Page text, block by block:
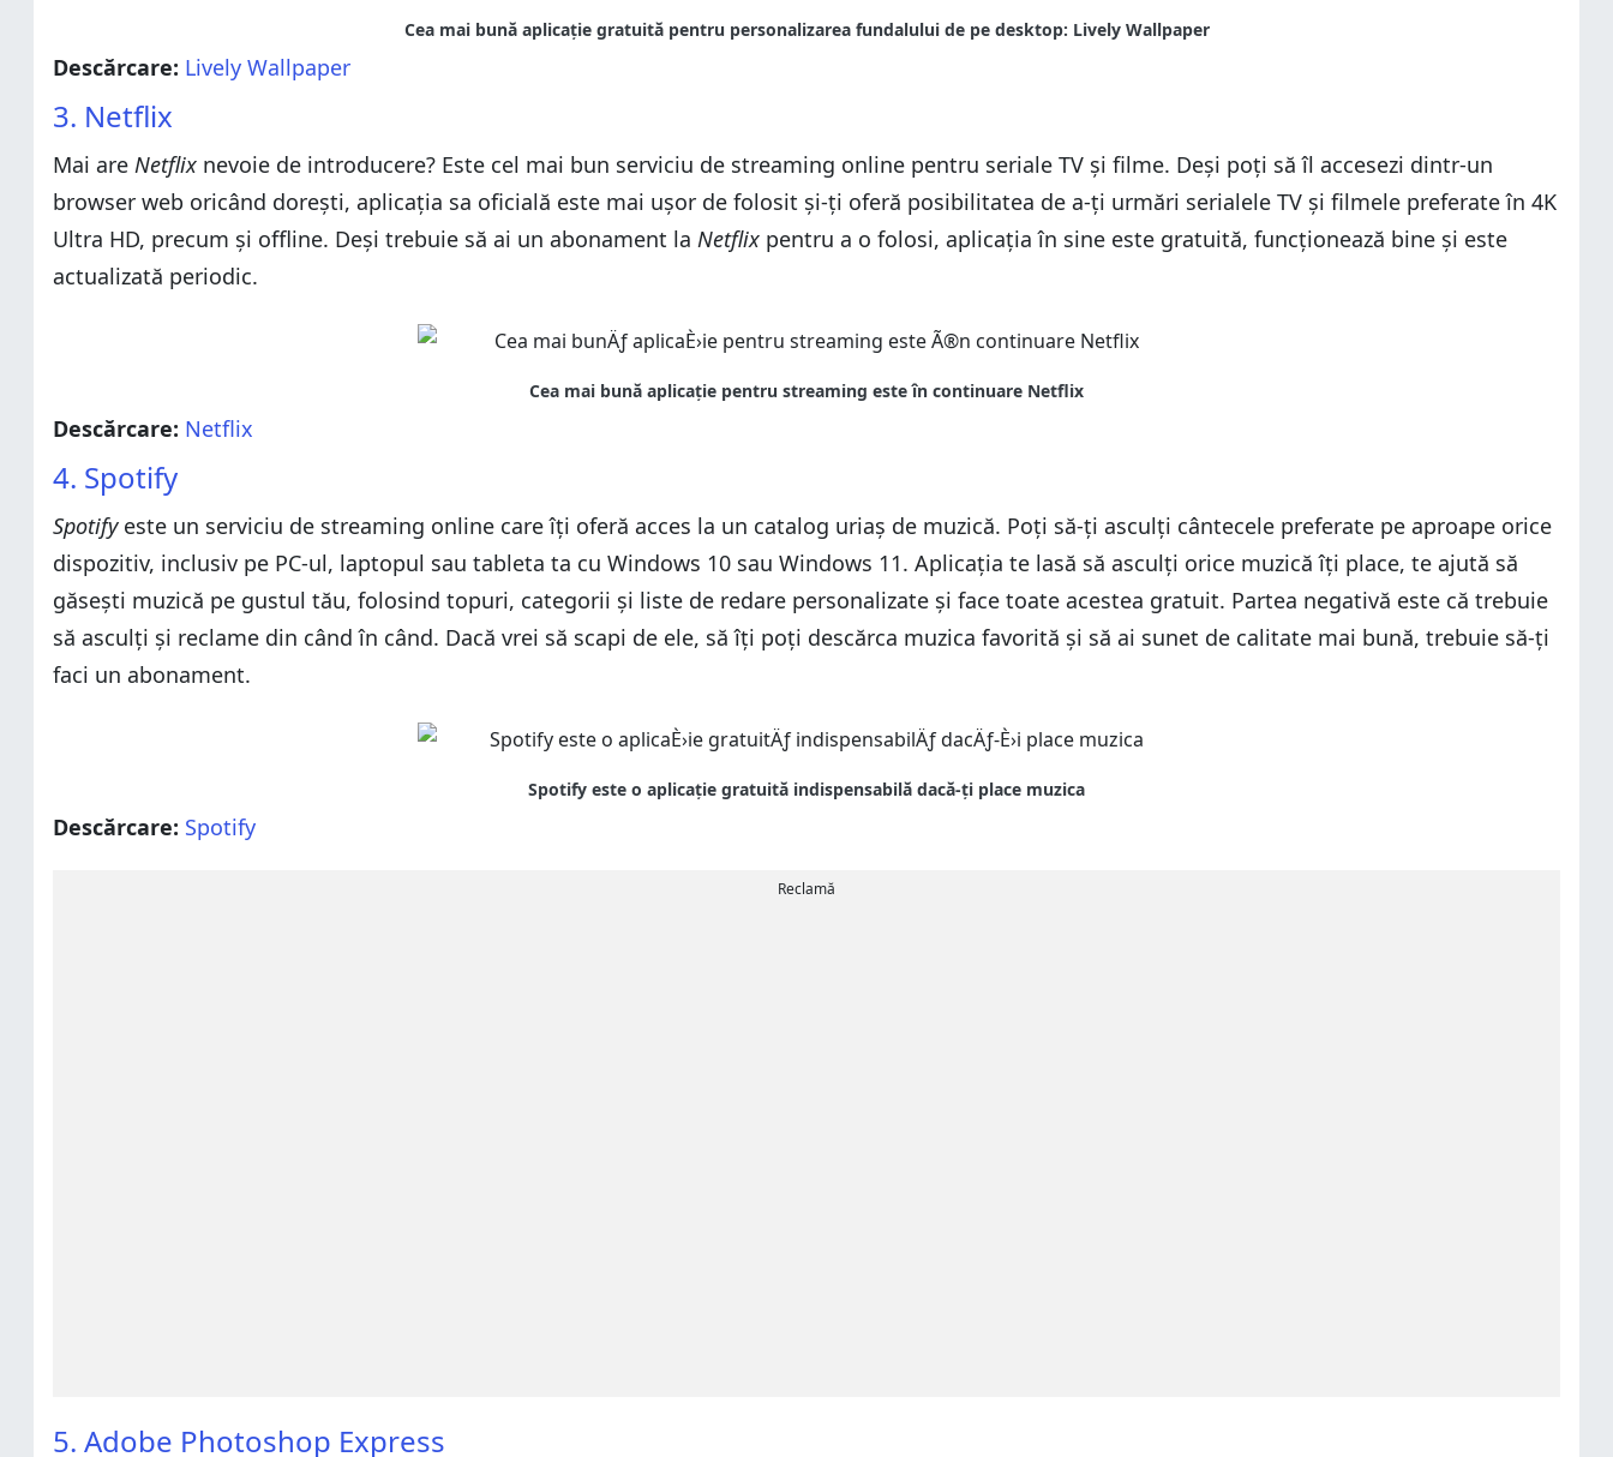
Descărcare: Lively Wallpaper
3. Netflix
Mai are Netflix nevoie de introducere? Este cel mai bun serviciu de streaming online pentru seriale TV și filme. Deși poți să îl accesezi dintr-un
browser web oricând dorești, aplicația sa oficială este mai ușor de folosit și-ți oferă posibilitatea de a-ți urmări serialele TV și filmele preferate în 4K
Ultra HD, precum și offline. Deși trebuie să ai un abonament la Netflix pentru a o folosi, aplicația în sine este gratuită, funcționează bine și este
actualizată periodic.
Descărcare: Netflix
4. Spotify
Spotify este un serviciu de streaming online care îți oferă acces la un catalog uriaș de muzică. Poți să-ți asculți cântecele preferate pe aproape orice
dispozitiv, inclusiv pe PC-ul, laptopul sau tableta ta cu Windows 10 sau Windows 11. Aplicația te lasă să asculți orice muzică îți place, te ajută să
găsești muzică pe gustul tău, folosind topuri, categorii și liste de redare personalizate și face toate acestea gratuit. Partea negativă este că trebuie
să asculți și reclame din când în când. Dacă vrei să scapi de ele, să îți poți descărca muzica favorită și să ai sunet de calitate mai bună, trebuie să-ți
faci un abonament.
Descărcare: Spotify
Reclamă
5. Adobe Photoshop Express